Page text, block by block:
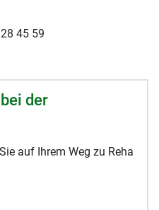
45 59
der
auf Ihrem Weg zu Reha